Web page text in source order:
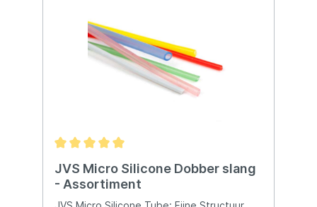
JVS Micro Silicone Dobber slang
- Assortiment